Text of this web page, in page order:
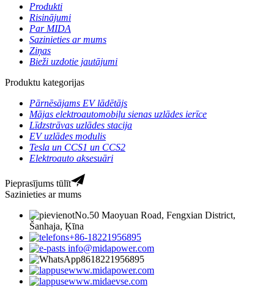
Produkti
Risinājumi
Par MIDA
Sazinieties ar mums
Ziņas
Bieži uzdotie jautājumi
Produktu kategorijas
Pārnēsājams EV lādētājs
Mājas elektroautomobiļu sienas uzlādes ierīce
Līdzstrāvas uzlādes stacija
EV uzlādes modulis
Tesla un CCS1 un CCS2
Elektroauto aksesuāri
Pieprasījums tūlīt
Sazinieties ar mums
No.50 Maoyuan Road, Fengxian District,
Šanhaja, Ķīna
+86-18221956895
info@midapower.com
8618221956895
www.midapower.com
www.midaevse.com